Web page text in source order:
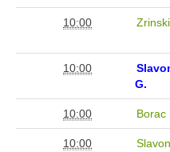
10:00 Zrinski
10:00
G.
10:00 Borac
10:00